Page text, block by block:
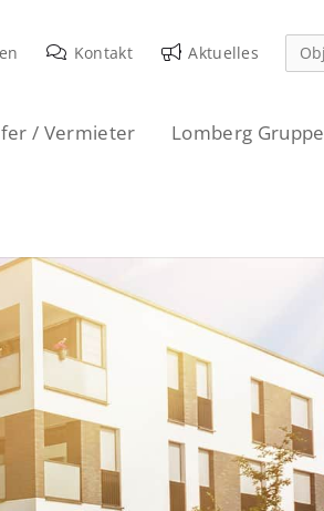
Kontakt Aktuelles
/ Vermieter Lomberg Gruppe